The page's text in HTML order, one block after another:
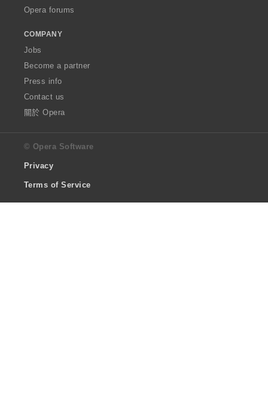
Opera forums
COMPANY
Jobs
Become a partner
Press info
Contact us
關於 Opera
© Opera Software
Privacy
Terms of Service